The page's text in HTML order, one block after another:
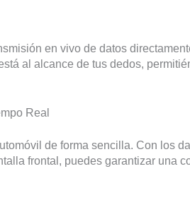
en vivo de datos
al alcance de tus dedos,
Real
de forma sencilla. Con los
frontal, puedes garantizar una